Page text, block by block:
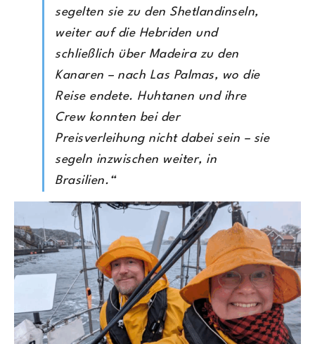
segelten sie zu den Shetlandinseln,
weiter auf die Hebriden und
schließlich über Madeira zu den
Kanaren – nach Las Palmas, wo die
Reise endete. Huhtanen und ihre
Crew konnten bei der
Preisverleihung nicht dabei sein – sie
segeln inzwischen weiter, in
Brasilien.“